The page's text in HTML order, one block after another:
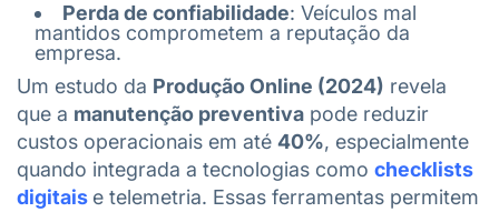
Perda de confiabilidade: Veículos mal
mantidos comprometem a reputação da
empresa.
Um estudo da Produção Online (2024) revela
que a manutenção preventiva pode reduzir
custos operacionais em até 40%, especialmente
quando integrada a tecnologias como checklists
digitais e telemetria. Essas ferramentas permitem